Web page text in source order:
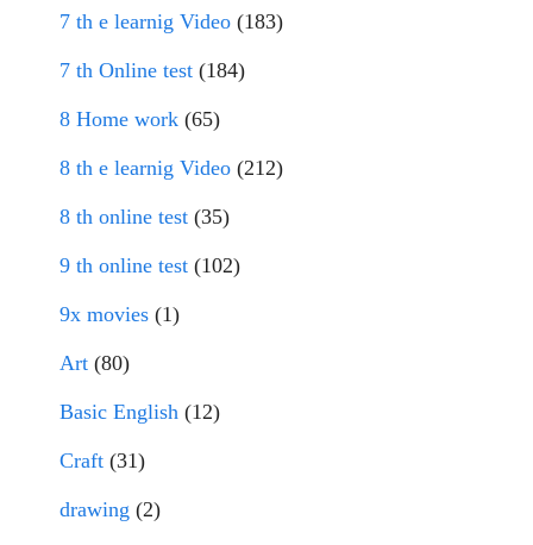
7 th e learnig Video (183)
7 th Online test (184)
8 Home work (65)
8 th e learnig Video (212)
8 th online test (35)
9 th online test (102)
9x movies (1)
Art (80)
Basic English (12)
Craft (31)
drawing (2)